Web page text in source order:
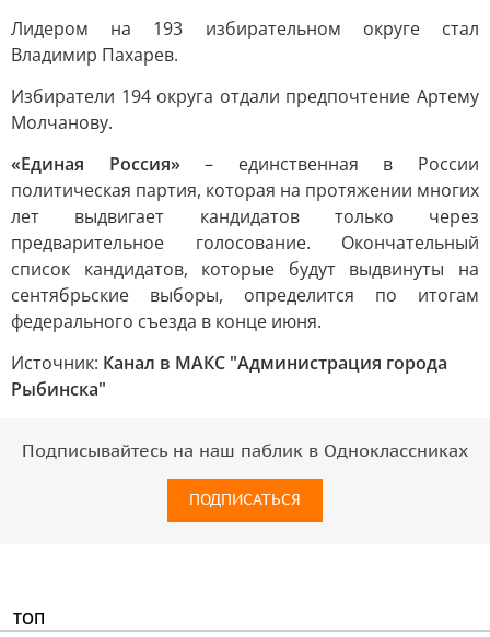
Лидером на 193 избирательном округе стал
Владимир Пахарев.
Избиратели 194 округа отдали предпочтение Артему
Молчанову.
«Единая Россия»– единственная в России
политическая партия, которая на протяжении многих
лет выдвигает кандидатов только через
предварительное голосование. Окончательный
список кандидатов, которые будут выдвинуты на
сентябрьские выборы, определится по итогам
федерального съезда в конце июня.
Источник: Канал в МАКС "Администрация города
Рыбинска"
Подписывайтесь на наш паблик в Одноклассниках
ПОДПИСАТЬСЯ
ТОП